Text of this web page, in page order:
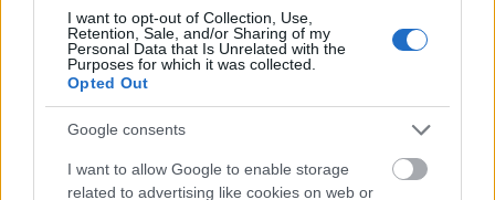
I want to opt-out of Collection, Use,
Retention, Sale, and/or Sharing of my
Personal Data that Is Unrelated with the
Purposes for which it was collected.
Opted Out
Google consents
I want to allow Google to enable storage
related to advertising like cookies on web or
szabályzatot!
FELIRATKOZÁS